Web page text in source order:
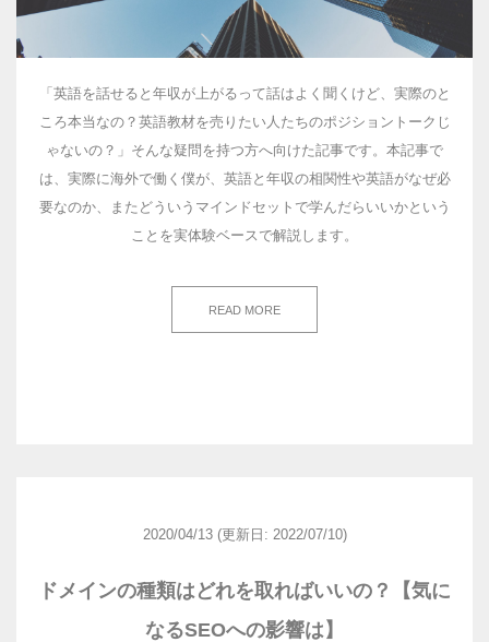
「英語を話せると年収が上がるって話はよく聞くけど、実際のと
ころ本当なの？英語教材を売りたい人たちのポジショントークじ
ゃないの？」そんな疑問を持つ方へ向けた記事です。本記事で
は、実際に海外で働く僕が、英語と年収の相関性や英語がなぜ必
要なのか、またどういうマインドセットで学んだらいいかという
ことを実体験ベースで解説します。
READ MORE
2020/04/13 (更新日: 2022/07/10)
ドメインの種類はどれを取ればいいの？【気に
なるSEOへの影響は】